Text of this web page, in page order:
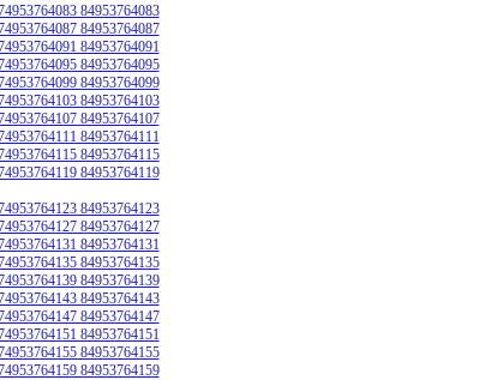
84953764083
84953764087
84953764091
84953764095
84953764099
84953764103
84953764107
84953764111
84953764115
84953764119
84953764123
84953764127
84953764131
84953764135
84953764139
84953764143
84953764147
84953764151
84953764155
84953764159